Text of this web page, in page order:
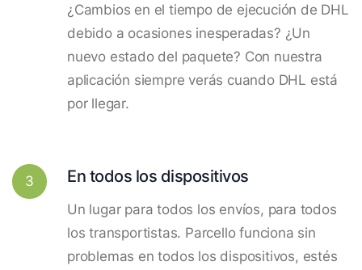
¿Cambios en el tiempo de ejecución de DHL
debido a ocasiones inesperadas? ¿Un
nuevo estado del paquete? Con nuestra
aplicación siempre verás cuando DHL está
por llegar.
3 En todos los dispositivos
Un lugar para todos los envíos, para todos
los transportistas. Parcello funciona sin
problemas en todos los dispositivos, estés